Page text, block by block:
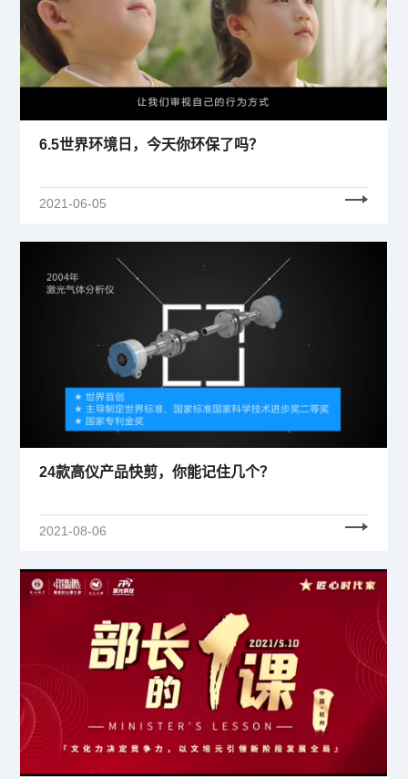
6.5世界环境日，今天你环保了吗？
2021-06-05
24款高仪产品快剪，你能记住几个？
2021-08-06